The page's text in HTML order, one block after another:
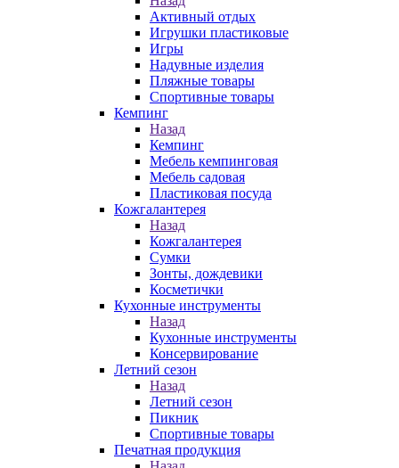
Активный отдых
Игрушки пластиковые
Игры
Надувные изделия
Пляжные товары
Спортивные товары
Кемпинг
Назад
Кемпинг
Мебель кемпинговая
Мебель садовая
Пластиковая посуда
Кожгалантерея
Назад
Кожгалантерея
Сумки
Зонты, дождевики
Косметички
Кухонные инструменты
Назад
Кухонные инструменты
Консервирование
Летний сезон
Назад
Летний сезон
Пикник
Спортивные товары
Печатная продукция